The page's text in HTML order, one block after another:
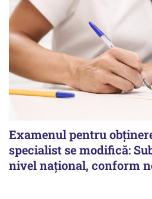
Examenul pentru
specialist se modifică:
nivel național, conform